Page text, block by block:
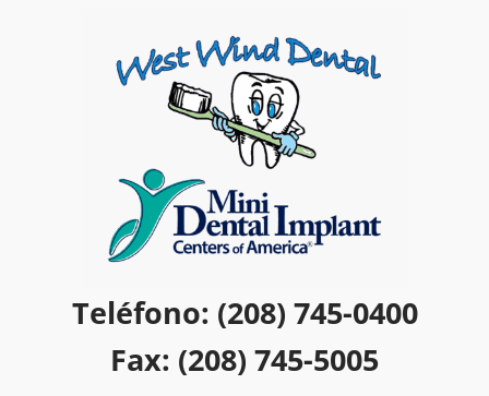
Teléfono: (208) 745-0400
Fax: (208) 745-5005